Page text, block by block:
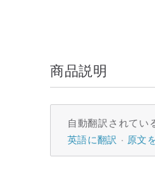
商品説明
自動翻訳されてい
英語に翻訳
原文